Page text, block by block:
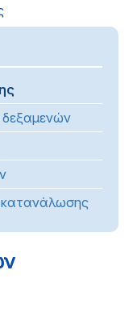
δεξαμενών
κατανάλωσης